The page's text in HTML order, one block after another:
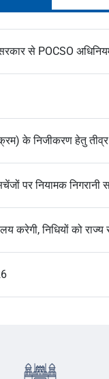
सरकार से POCSO
के निजीकरण हेतु
पर नियामक निगरानी
करेगी, निधियों को राज्य